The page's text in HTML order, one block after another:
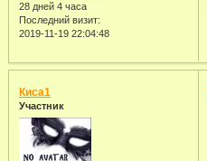
28 дней 4 часа
Последний визит:
2019-11-19 22:04:48
Киса1
Участник